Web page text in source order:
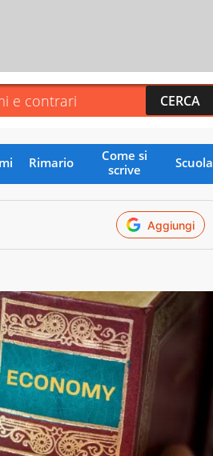
Rimario
Come si
scrive
Scuola
Aggiungi